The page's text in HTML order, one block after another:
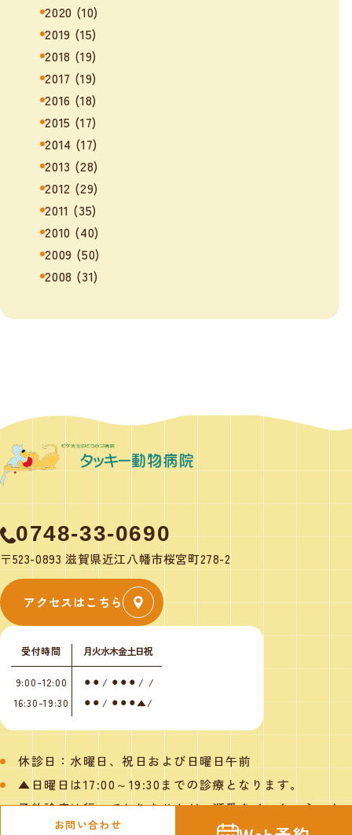
お問い合わせ
2020 (10)
2019 (15)
2018 (19)
2017 (19)
2016 (18)
2015 (17)
2014 (17)
2013 (28)
2012 (29)
2011 (35)
2010 (40)
2009 (50)
2008 (31)
0748-33-0690
〒523-0893 滋賀県近江八幡市桜宮町278-2
アクセスはこちら
受付時間 月火水木金土日祝
9:00-12:00 ⚫︎ ⚫︎ / ⚫︎ ⚫︎ ⚫︎ / /
16:30-19:30
⚫︎ ⚫︎ / ⚫︎ ⚫︎ ⚫︎▲/
休診日：水曜日、祝日および日曜日午前
▲日曜日は17:00～19:30までの診療となります。
予約診療は行っておりませんが、順番をインターネット
で取ることができます。ご来院による受付も行っており